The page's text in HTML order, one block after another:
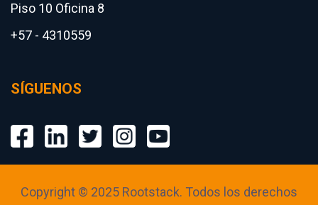
Piso 10 Oficina 8
+57 - 4310559
SÍGUENOS
Copyright © 2025 Rootstack. Todos los derechos